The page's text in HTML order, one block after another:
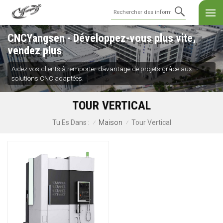
CNCYangsen - Développez-vous plus vite,
vendez plus
Aidez vos clients à remporter davantage de projets grâce aux
solutions CNC adaptées.
TOUR VERTICAL
Tu Es Dans : / Maison / Tour Vertical